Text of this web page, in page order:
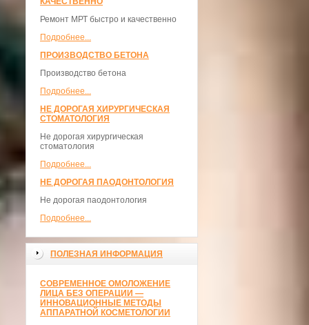
Ремонт МРТ быстро и качественно
Подробнее...
ПРОИЗВОДСТВО БЕТОНА
Производство бетона
Подробнее...
НЕ ДОРОГАЯ ХИРУРГИЧЕСКАЯ
СТОМАТОЛОГИЯ
Не дорогая хирургическая
стоматология
Подробнее...
НЕ ДОРОГАЯ ПАОДОНТОЛОГИЯ
Не дорогая паодонтология
Подробнее...
ПОЛЕЗНАЯ ИНФОРМАЦИЯ
СОВРЕМЕННОЕ ОМОЛОЖЕНИЕ
ЛИЦА БЕЗ ОПЕРАЦИИ —
ИННОВАЦИОННЫЕ МЕТОДЫ
АППАРАТНОЙ КОСМЕТОЛОГИИ